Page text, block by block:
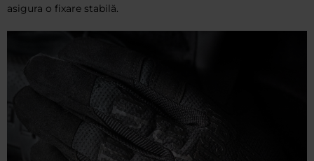
asigura o fixare stabilă.